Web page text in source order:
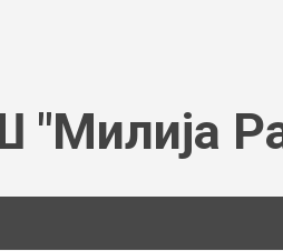
"Милија